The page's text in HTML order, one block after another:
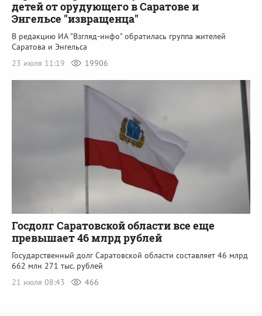
детей от орудующего в Саратове и
Энгельсе "извращенца"
В редакцию ИА "Взгляд-инфо" обратилась группа жителей
Саратова и Энгельса
23 июля 11:19
19906
Госдолг Саратовской области все еще
превышает 46 млрд рублей
Государственный долг Саратовской области составляет 46 млрд
662 млн 271 тыс. рублей
21 июля 08:43
466